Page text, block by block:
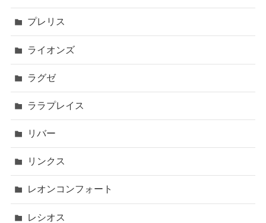
プレリス
ライオンズ
ラグゼ
ララプレイス
リバー
リンクス
レオンコンフォート
レシオス